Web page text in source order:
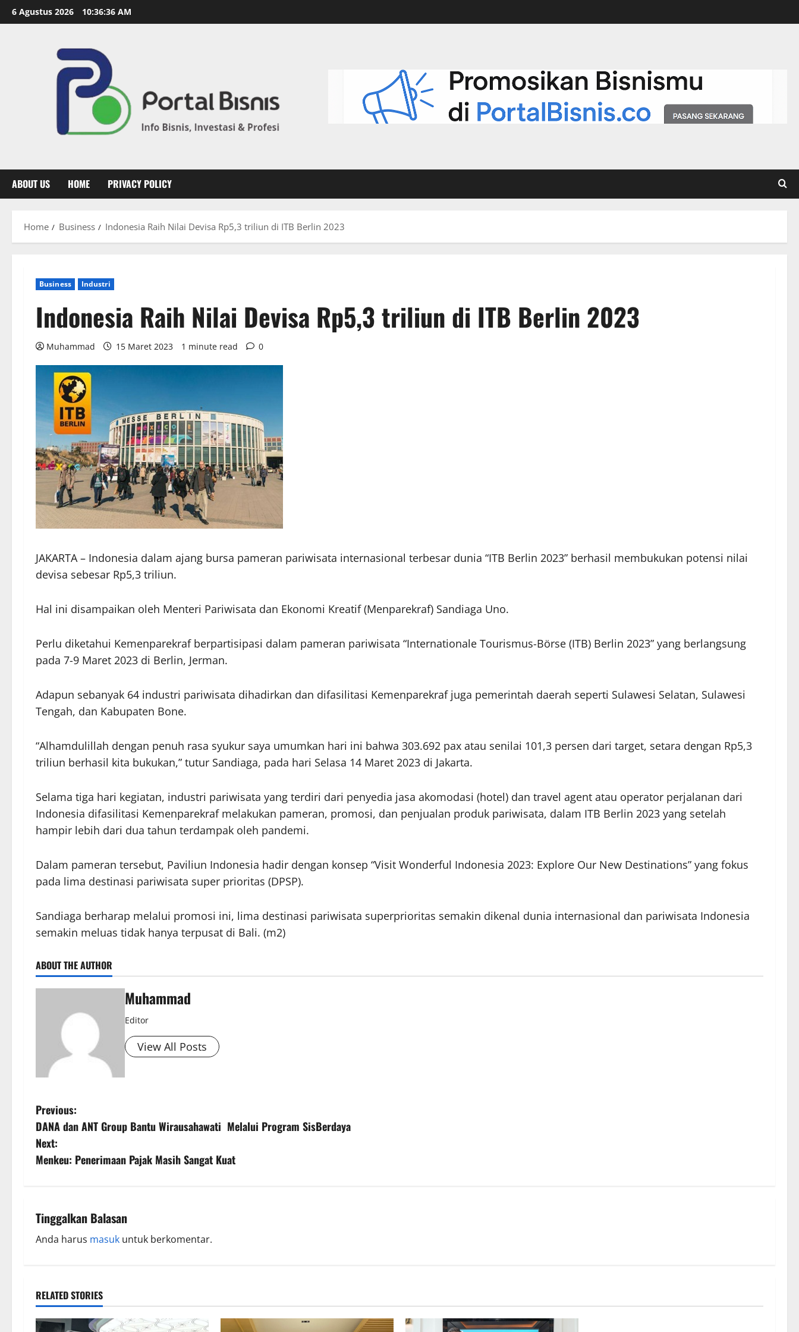
6 Agustus 2026 10:36:37 AM
ABOUT US HOME PRIVACY POLICY
Home Business Indonesia Raih Nilai Devisa Rp5,3 triliun di ITB Berlin 2023
Business Industri
Indonesia Raih Nilai Devisa Rp5,3 triliun di ITB Berlin 2023
Muhammad 15 Maret 2023 1 minute read 0
JAKARTA – Indonesia dalam ajang bursa pameran pariwisata internasional terbesar dunia “ITB Berlin 2023” berhasil membukukan potensi nilai
devisa sebesar Rp5,3 triliun.
Hal ini disampaikan oleh Menteri Pariwisata dan Ekonomi Kreatif (Menparekraf) Sandiaga Uno.
Perlu diketahui Kemenparekraf berpartisipasi dalam pameran pariwisata “Internationale Tourismus-Börse (ITB) Berlin 2023” yang berlangsung
pada 7-9 Maret 2023 di Berlin, Jerman.
Adapun sebanyak 64 industri pariwisata dihadirkan dan difasilitasi Kemenparekraf juga pemerintah daerah seperti Sulawesi Selatan, Sulawesi
Tengah, dan Kabupaten Bone.
“Alhamdulillah dengan penuh rasa syukur saya umumkan hari ini bahwa 303.692 pax atau senilai 101,3 persen dari target, setara dengan Rp5,3
triliun berhasil kita bukukan,” tutur Sandiaga, pada hari Selasa 14 Maret 2023 di Jakarta.
Selama tiga hari kegiatan, industri pariwisata yang terdiri dari penyedia jasa akomodasi (hotel) dan travel agent atau operator perjalanan dari
Indonesia difasilitasi Kemenparekraf melakukan pameran, promosi, dan penjualan produk pariwisata, dalam ITB Berlin 2023 yang setelah
hampir lebih dari dua tahun terdampak oleh pandemi.
Dalam pameran tersebut, Paviliun Indonesia hadir dengan konsep “Visit Wonderful Indonesia 2023: Explore Our New Destinations” yang fokus
pada lima destinasi pariwisata super prioritas (DPSP).
Sandiaga berharap melalui promosi ini, lima destinasi pariwisata superprioritas semakin dikenal dunia internasional dan pariwisata Indonesia
semakin meluas tidak hanya terpusat di Bali. (m2)
ABOUT THE AUTHOR
Muhammad
Editor
View All Posts
Previous:
DANA dan ANT Group Bantu Wirausahawati Melalui Program SisBerdaya
Next:
Menkeu: Penerimaan Pajak Masih Sangat Kuat
Tinggalkan Balasan
Anda harus masuk untuk berkomentar.
RELATED STORIES